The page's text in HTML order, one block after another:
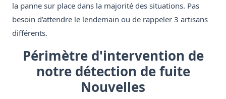
la panne sur place dans la majorité des situations. Pas
besoin d'attendre le lendemain ou de rappeler 3 artisans
différents.
Périmètre d'intervention de
notre détection de fuite
Nouvelles